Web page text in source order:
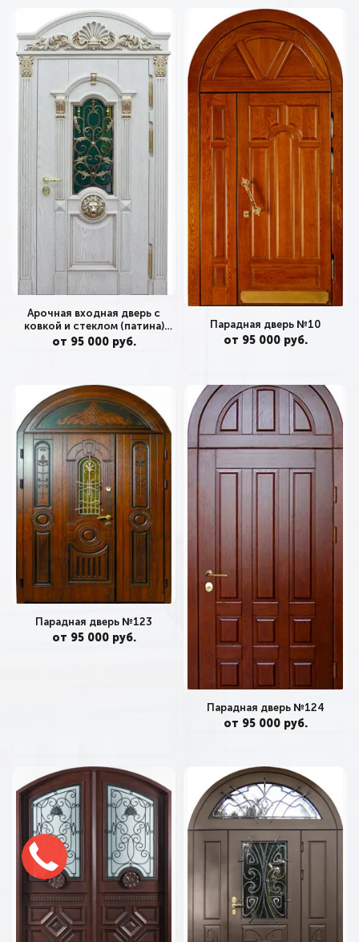
Арочная входная дверь с
ковкой и стеклом (патина)
№362
от 95 000 руб.
Парадная дверь №10
от 95 000 руб.
Парадная дверь №123
от 95 000 руб.
Парадная дверь №124
от 95 000 руб.